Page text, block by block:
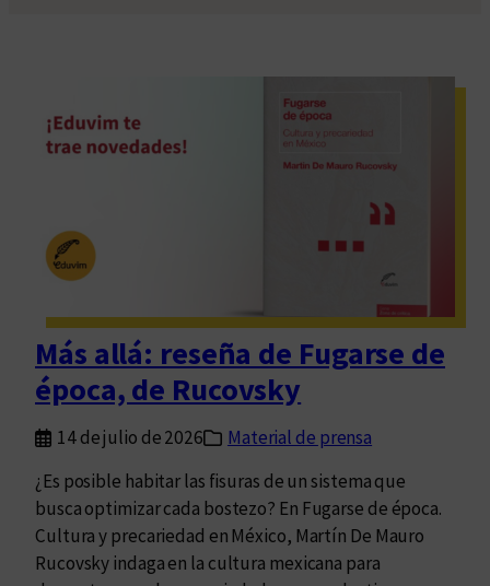
Más allá: reseña de Fugarse de
época, de Rucovsky
14 de julio de 2026
Material de prensa
¿Es posible habitar las fisuras de un sistema que
busca optimizar cada bostezo? En Fugarse de época.
Cultura y precariedad en México, Martín De Mauro
Rucovsky indaga en la cultura mexicana para